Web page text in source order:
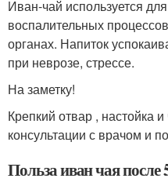
Иван-чай используется
воспалительных
органах. Напиток
при неврозе, стрессе.
На заметку!
Крепкий отвар , настойка
консультации с врачом и
Польза иван чая после